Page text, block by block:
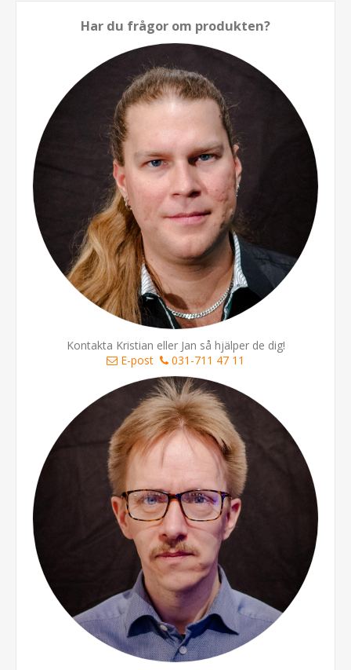
Har du frågor om produkten?
Kontakta Kristian eller Jan så hjälper de dig!
E-post
031-711 47 11